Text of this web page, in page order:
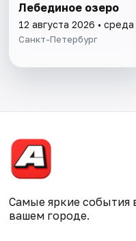
Лебединое озеро
12 августа 2026 • среда
Санкт-Петербург
Самые яркие события
вашем городе.